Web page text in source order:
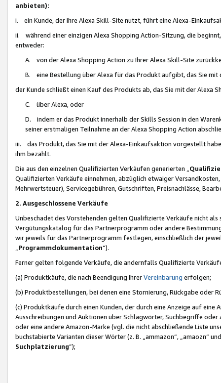
anbieten):
i. ein Kunde, der Ihre Alexa Skill-Site nutzt, führt eine Alexa-
ii. während einer einzigen Alexa Shopping Action-Sitzung, die
entweder:
A. von der Alexa Shopping Action zu Ihrer Alexa Skill-Site
B. eine Bestellung über Alexa für das Produkt aufgibt, das Sie mit
der Kunde schließt einen Kauf des Produkts ab, das Sie mit der Alexa
C. über Alexa, oder
D. indem er das Produkt innerhalb der Skills Session in den
seiner erstmaligen Teilnahme an der Alexa Shopping Action
iii. das Produkt, das Sie mit der Alexa-Einkaufsaktion vorgestellt
ihm bezahlt.
Die aus den einzelnen Qualifizierten Verkäufen generierten „
Qualifizierten Verkäufe einnehmen, abzüglich etwaiger
Mehrwertsteuer), Servicegebühren, Gutschriften, Preisnachlässe,
2. Ausgeschlossene Verkäufe
Unbeschadet des Vorstehenden gelten Qualifizierte Verkäufe nicht
Vergütungskatalog für das Partnerprogramm oder andere
wir jeweils für das Partnerprogramm festlegen, einschließlich der
Programmdokumentation“).
Ferner gelten folgende Verkäufe, die andernfalls Qualifizierte
(a) Produktkäufe, die nach Beendigung IhrerVereinbarung erfolgen;
(b) Produktbestellungen, bei denen eine Stornierung, Rückgabe oder
(c) Produktkäufe durch einen Kunden, der durch eine Anzeige auf
Ausschreibungen und Auktionen über Schlagwörter, Suchbegriffe
oder eine andere Amazon-Marke (vgl. die nicht abschließende Liste
buchstabierte Varianten dieser Wörter (z. B. „ammazon“, „amaozn“
Suchplatzierung”);